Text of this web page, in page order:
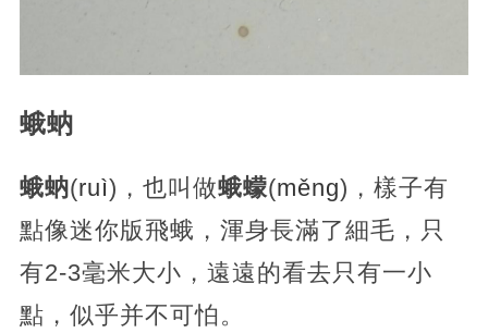
蛾蚋
蛾蚋(ruì)，也叫做蛾蠓(měng)，樣子有
點像迷你版飛蛾，渾身長滿了細毛，只
有2-3毫米大小，遠遠的看去只有一小
點，似乎并不可怕。